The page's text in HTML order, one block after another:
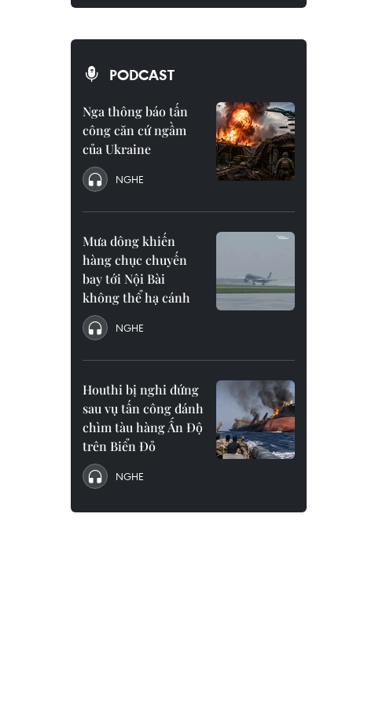
PODCAST
Nga thông báo tấn
công căn cứ ngầm
của Ukraine
NGHE
Mưa dông khiến
hàng chục chuyến
bay tới Nội Bài
không thể hạ cánh
NGHE
Houthi bị nghi đứng
sau vụ tấn công đánh
chìm tàu hàng Ấn Độ
trên Biển Đỏ
NGHE